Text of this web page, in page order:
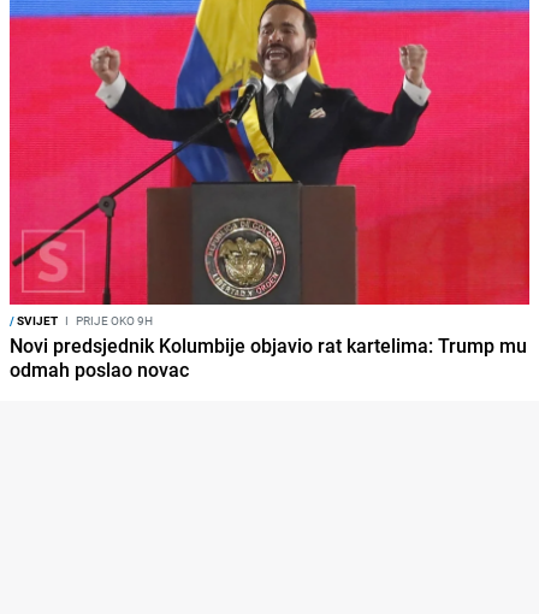
/SVIJET I PRIJE OKO 9H
Novi predsjednik Kolumbije objavio rat kartelima: Trump mu
odmah poslao novac